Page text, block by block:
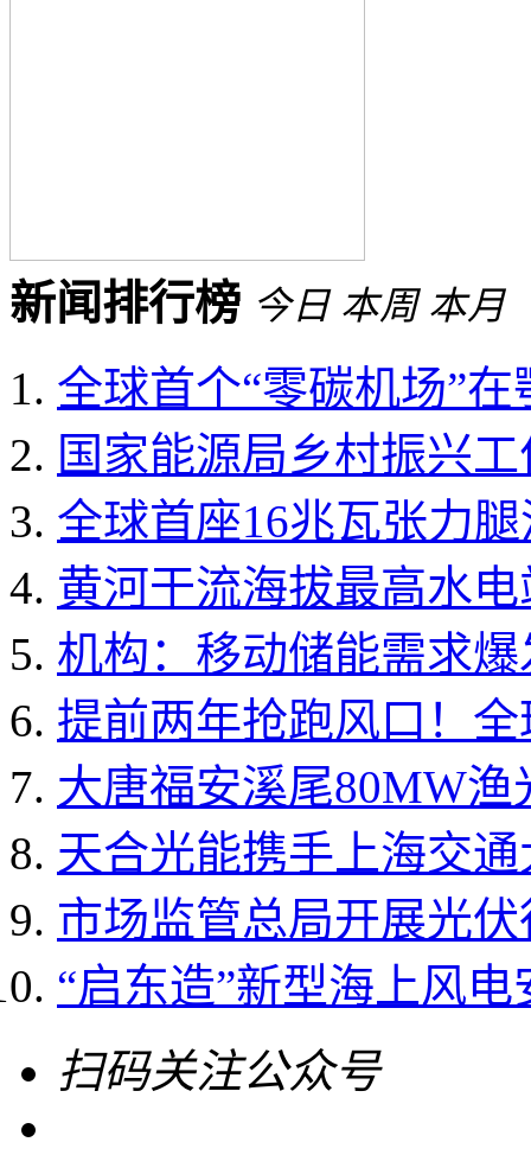
新闻排行榜 今日 本周 本月
全球首个“零碳机场”
国家能源局乡村振兴
全球首座16兆瓦张力
黄河干流海拔最高水
机构：移动储能需求
提前两年抢跑风口！
大唐福安溪尾80MW
天合光能携手上海交
市场监管总局开展光
“启东造”新型海上风
扫码关注公众号